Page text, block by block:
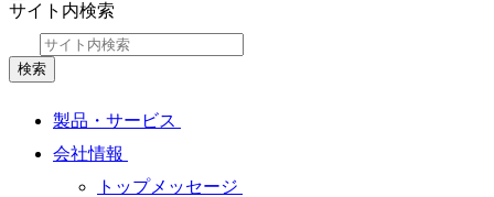
サイト内検索
検索
製品・サービス
会社情報
トップメッセージ